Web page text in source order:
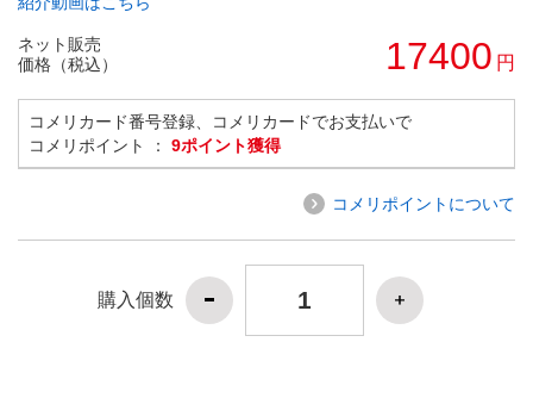
ネット販売
価格（税込）
17400 円
コメリカード番号登録、コメリカードでお支払いで
コメリポイント ： 9ポイント獲得
コメリポイントについて
購入個数